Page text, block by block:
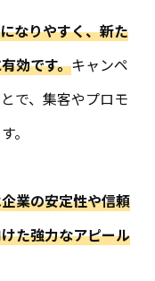
なりやすく、新た
効です。キャンペ
で、集客やプロモ
。
業の安定性や信頼
た強力なアピール